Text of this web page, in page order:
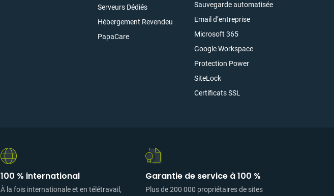
Serveurs Dédiés
Hébergement Revendeu
PapaCare
Sauvegarde automatisée
Email d’entreprise
Microsoft 365
Google Workspace
Protection Power
SiteLock
Certificats SSL
100 % international
À la fois internationale et en télétravail,
Garantie de service à 100 %
Plus de 200 000 propriétaires de sites